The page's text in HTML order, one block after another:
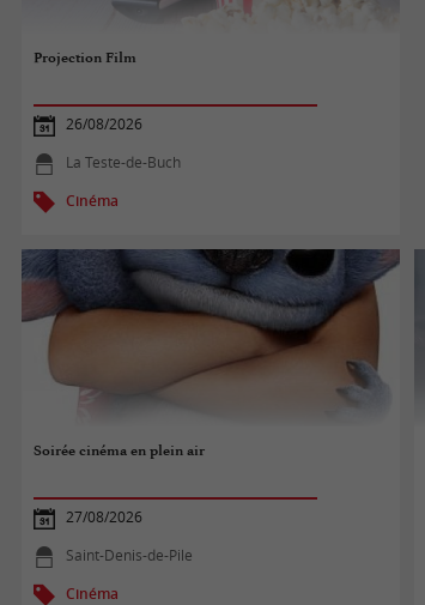
Projection Film
26/08/2026
La Teste-de-Buch
Cinéma
Soirée cinéma en plein air
27/08/2026
Saint-Denis-de-Pile
Cinéma